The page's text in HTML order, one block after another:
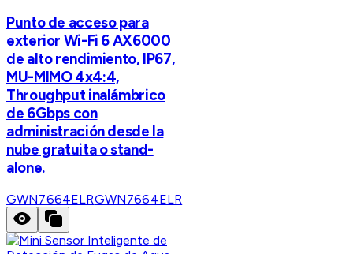
Punto de acceso para
exterior Wi-Fi 6 AX6000
de alto rendimiento, IP67,
MU-MIMO 4x4:4,
Throughput inalámbrico
de 6Gbps con
administración desde la
nube gratuita o stand-
alone.
GWN7664ELRGWN7664ELR